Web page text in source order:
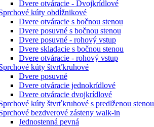
Dvere otváracie - Dvojkrídlové
kúty obdĺžnikové
Dvere otváracie s bočnou stenou
Dvere posuvné s bočnou stenou
Dvere posuvné - rohový vstup
Dvere skladacie s bočnou stenou
Dvere otváracie - rohový vstup
kúty štvrťkruhové
Dvere posuvné
Dvere otváracie jednokrídlové
Dvere otváracie dvojkrídlové
kúty štvrťkruhové s predlženou stenou
bezdverové zásteny walk-in
Jednostenná pevná